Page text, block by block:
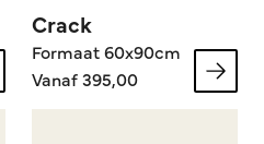
Crack
Formaat 60x90cm
Vanaf 395,00